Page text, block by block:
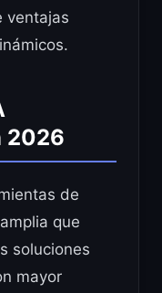
ventajas
2026
de
que
soluciones
mayor